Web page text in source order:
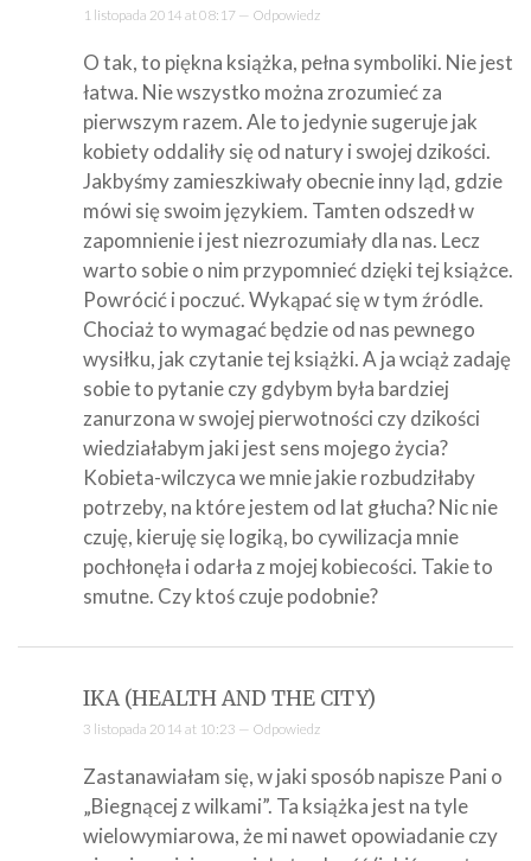
1 listopada 2014 at 08:17 — Odpowiedz
O tak, to piękna książka, pełna symboliki. Nie jest
łatwa. Nie wszystko można zrozumieć za
pierwszym razem. Ale to jedynie sugeruje jak
kobiety oddaliły się od natury i swojej dzikości.
Jakbyśmy zamieszkiwały obecnie inny ląd, gdzie
mówi się swoim językiem. Tamten odszedł w
zapomnienie i jest niezrozumiały dla nas. Lecz
warto sobie o nim przypomnieć dzięki tej książce.
Powrócić i poczuć. Wykąpać się w tym źródle.
Chociaż to wymagać będzie od nas pewnego
wysiłku, jak czytanie tej książki. A ja wciąż zadaję
sobie to pytanie czy gdybym była bardziej
zanurzona w swojej pierwotności czy dzikości
wiedziałabym jaki jest sens mojego życia?
Kobieta-wilczyca we mnie jakie rozbudziłaby
potrzeby, na które jestem od lat głucha? Nic nie
czuję, kieruję się logiką, bo cywilizacja mnie
pochłonęła i odarła z mojej kobiecości. Takie to
smutne. Czy ktoś czuje podobnie?
IKA (HEALTH AND THE CITY)
3 listopada 2014 at 10:23 — Odpowiedz
Zastanawiałam się, w jaki sposób napisze Pani o
„Biegnącej z wilkami”. Ta książka jest na tyle
wielowymiarowa, że mi nawet opowiadanie czy